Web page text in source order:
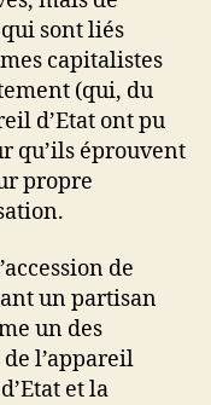
sont liés
capitalistes
(qui, du
d’Etat ont pu
qu’ils éprouvent
propre
de
un partisan
un des
l’appareil
et la